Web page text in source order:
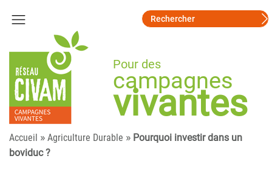
Pour des
campagnes
vivantes
Accueil » Agriculture Durable » Pourquoi investir dans un
boviduc ?